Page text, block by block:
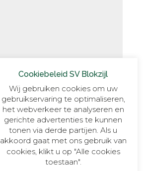
Cookiebeleid SV Blokzijl
Wij gebruiken cookies om uw
gebruikservaring te optimaliseren,
het webverkeer te analyseren en
gerichte advertenties te kunnen
tonen via derde partijen. Als u
akkoord gaat met ons gebruik van
cookies, klikt u op "Alle cookies
toestaan".